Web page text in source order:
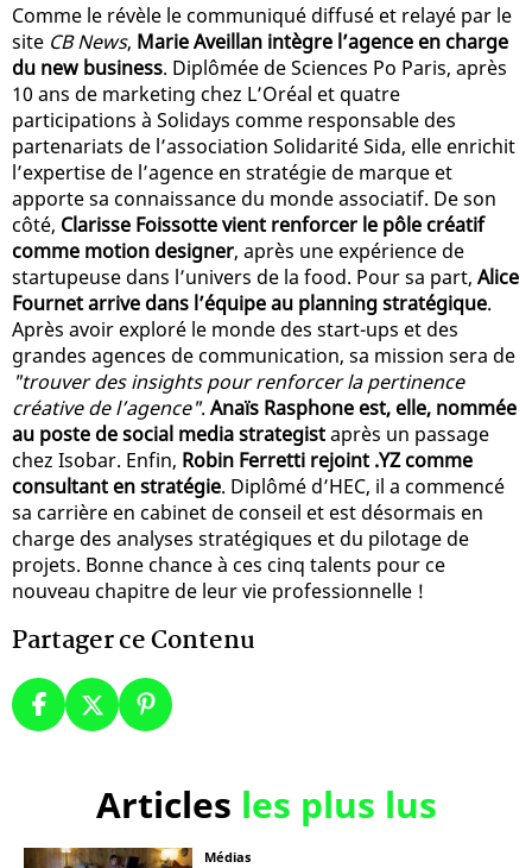
Comme le révèle le communiqué diffusé et relayé par le
site CB News, Marie Aveillan intègre l’agence en charge
du new business. Diplômée de Sciences Po Paris, après
10 ans de marketing chez L’Oréal et quatre
participations à Solidays comme responsable des
partenariats de l’association Solidarité Sida, elle enrichit
l’expertise de l’agence en stratégie de marque et
apporte sa connaissance du monde associatif. De son
côté, Clarisse Foissotte vient renforcer le pôle créatif
comme motion designer, après une expérience de
startupeuse dans l’univers de la food. Pour sa part, Alice
Fournet arrive dans l’équipe au planning stratégique.
Après avoir exploré le monde des start-ups et des
grandes agences de communication, sa mission sera de
"trouver des insights pour renforcer la pertinence
créative de l’agence". Anaïs Rasphone est, elle, nommée
au poste de social media strategistaprès un passage
chez Isobar. Enfin, Robin Ferretti rejoint .YZ comme
consultant en stratégie. Diplômé d’HEC, il a commencé
sa carrière en cabinet de conseil et est désormais en
charge des analyses stratégiques et du pilotage de
projets. Bonne chance à ces cinq talents pour ce
nouveau chapitre de leur vie professionnelle !
Partager ce Contenu
Articles les plus lus
Médias